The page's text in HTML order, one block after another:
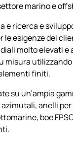
marino e
e ricerca e
esigenze dei
molto elevati e
misura
finiti.
su un’ampia
anelli
boe